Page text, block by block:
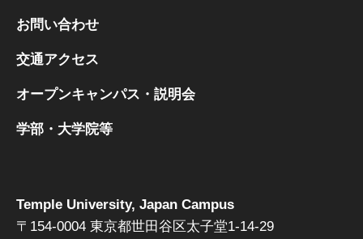
Temple University, Japan Campus
〒154-0004 東京都世田谷区太子堂1-14-29
お問い合わせ
交通アクセス
オープンキャンパス・説明会
学部・大学院等